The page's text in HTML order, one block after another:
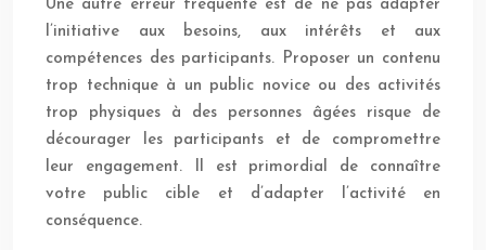
Une autre erreur fréquente est de ne pas adapter
l’initiative aux besoins, aux intérêts et aux
compétences des participants. Proposer un contenu
trop technique à un public novice ou des activités
trop physiques à des personnes âgées risque de
décourager les participants et de compromettre
leur engagement. Il est primordial de connaître
votre public cible et d’adapter l’activité en
conséquence.